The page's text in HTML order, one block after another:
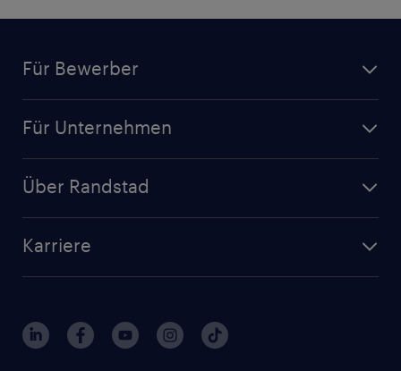
Für Bewerber
Initiativbewerbung
Randstad Akademie
Für Unternehmen
Branchen
Über Randstad
Interne Karriere
FAQ - Bewerber / Kunden
Karriere
Berufsprofile
Gehaltsthemen